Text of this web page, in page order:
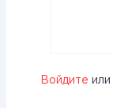
Войдите или